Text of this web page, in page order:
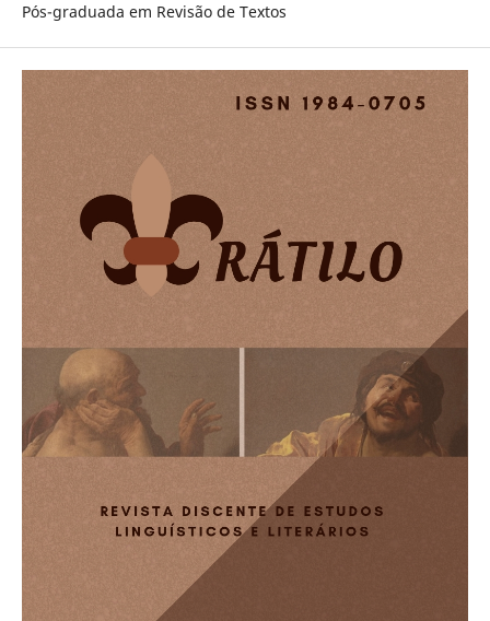
Pós-graduada em Revisão de Textos